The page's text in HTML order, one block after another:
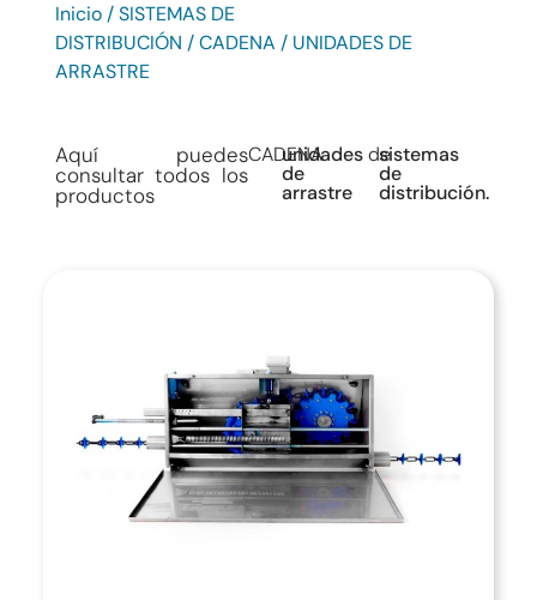
Inicio/SISTEMAS DE
DISTRIBUCIÓN /CADENA / UNIDADES DE
ARRASTRE
Aquí puedes
consultar todos los
productos
CADENA
unidades
de
arrastre
desistemas
de
distribución.